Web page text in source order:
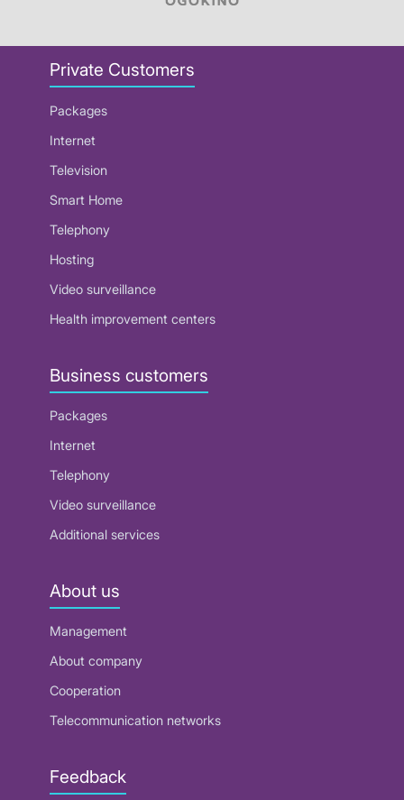
Private Customers
Packages
Internet
Television
Smart Home
Telephony
Hosting
Video surveillance
Health improvement centers
Business customers
Packages
Internet
Telephony
Video surveillance
Additional services
About us
Management
About company
Cooperation
Telecommunication networks
Feedback